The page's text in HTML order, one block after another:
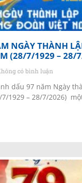
NGÀY THÀNH
(28/7/1929 – 28/
có bình luận
dấu 97 năm Ngày
1929 – 28/7/2026)